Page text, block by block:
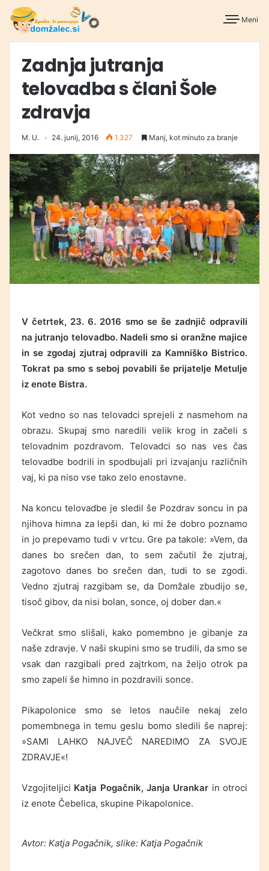
Meni
Zadnja jutranja
telovadba s člani Šole
zdravja
M. U. 24. junij, 2016 1.327 Manj, kot minuto za branje
V četrtek, 23. 6. 2016 smo se še zadnjič odpravili
na jutranjo telovadbo. Nadeli smo si oranžne majice
in se zgodaj zjutraj odpravili za Kamniško Bistrico.
Tokrat pa smo s seboj povabili še prijatelje Metulje
iz enote Bistra.
Kot vedno so nas telovadci sprejeli z nasmehom na
obrazu. Skupaj smo naredili velik krog in začeli s
telovadnim pozdravom. Telovadci so nas ves čas
telovadbe bodrili in spodbujali pri izvajanju različnih
vaj, ki pa niso vse tako zelo enostavne.
Na koncu telovadbe je sledil še Pozdrav soncu in pa
njihova himna za lepši dan, ki mi že dobro poznamo
in jo prepevamo tudi v vrtcu. Gre pa takole: »Vem, da
danes bo srečen dan, to sem začutil že zjutraj,
zagotovo danes bo srečen dan, tudi to se zgodi.
Vedno zjutraj razgibam se, da Domžale zbudijo se,
tisoč gibov, da nisi bolan, sonce, oj dober dan.«
Večkrat smo slišali, kako pomembno je gibanje za
naše zdravje. V naši skupini smo se trudili, da smo se
vsak dan razgibali pred zajtrkom, na željo otrok pa
smo zapeli še himno in pozdravili sonce.
Pikapolonice smo se letos naučile nekaj zelo
pomembnega in temu geslu bomo sledili še naprej:
»SAMI LAHKO NAJVEČ NAREDIMO ZA SVOJE
ZDRAVJE«!
Vzgojiteljici Katja Pogačnik, Janja Urankar in otroci
iz enote Čebelica, skupine Pikapolonice.
Avtor: Katja Pogačnik, slike: Katja Pogačnik